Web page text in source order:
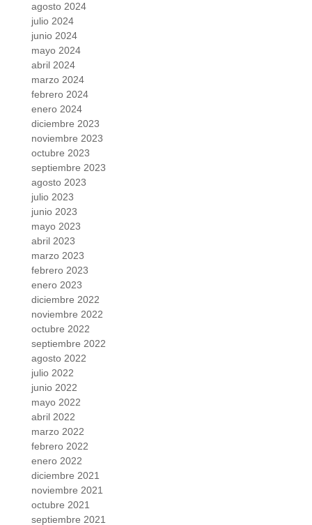
agosto 2024
julio 2024
junio 2024
mayo 2024
abril 2024
marzo 2024
febrero 2024
enero 2024
diciembre 2023
noviembre 2023
octubre 2023
septiembre 2023
agosto 2023
julio 2023
junio 2023
mayo 2023
abril 2023
marzo 2023
febrero 2023
enero 2023
diciembre 2022
noviembre 2022
octubre 2022
septiembre 2022
agosto 2022
julio 2022
junio 2022
mayo 2022
abril 2022
marzo 2022
febrero 2022
enero 2022
diciembre 2021
noviembre 2021
octubre 2021
septiembre 2021